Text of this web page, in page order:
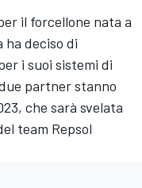
il forcellone nata a
ha deciso di
i suoi sistemi di
partner stanno
che sarà svelata
team Repsol